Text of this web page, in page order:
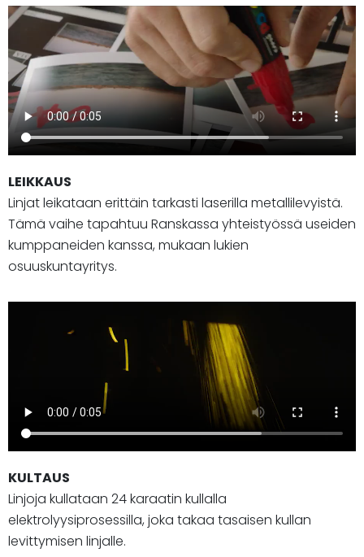
LEIKKAUS
Linjat leikataan erittäin tarkasti laserilla metallilevyistä.
Tämä vaihe tapahtuu Ranskassa yhteistyössä useiden
kumppaneiden kanssa, mukaan lukien
osuuskuntayritys.
KULTAUS
Linjoja kullataan 24 karaatin kullalla
elektrolyysiprosessilla, joka takaa tasaisen kullan
levittymisen linjalle.